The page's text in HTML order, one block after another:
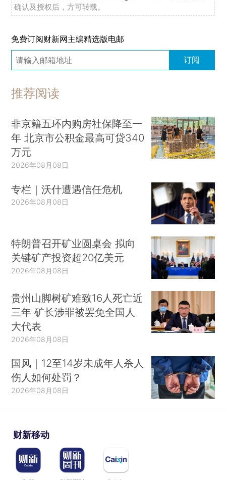
确认及授权后，方可转载。
免费订阅财新网主编精选版电邮
订阅
推荐阅读
非京籍五环内购房社保降至一
年 北京市公积金最高可贷340
万元
2026年08月08日
专栏｜沃什遭遇信任危机
2026年08月08日
特朗普召开矿业圆桌会 拟向
关键矿产投资超20亿美元
2026年08月08日
贵州山脚树矿难致16人死亡近
三年 矿长涉罪被罢免全国人
大代表
2026年08月08日
国风｜12至14岁未成年人杀人
伤人如何处罚？
2026年08月08日
财新移动